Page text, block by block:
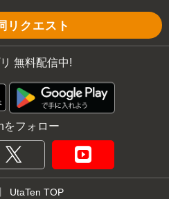
リクエスト
無料配信中!
をフォロー
UtaTen TOP